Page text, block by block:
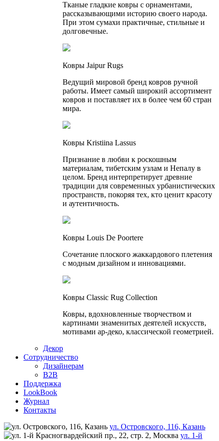
Тканые гладкие ковры с орнаментами,
рассказывающими историю своего народа.
При этом сумахи практичные, стильные и
долговечные.
Ковры Jaipur Rugs
Ведущий мировой бренд ковров ручной
работы. Имеет самый широкий ассортимент
ковров и поставляет их в более чем 60 стран
мира.
Ковры Kristiina Lassus
Признание в любви к роскошным
материалам, тибетским узлам и Непалу в
целом. Бренд интерпретирует древние
традиции для современных урбанистических
пространств, покоряя тех, кто ценит красоту
и аутентичность.
Ковры Louis De Poortere
Сочетание плоского жаккардового плетения
с модным дизайном и инновациями.
Ковры Classic Rug Collection
Ковры, вдохновленные творчеством и
картинами знаменитых деятелей искусств,
мотивами ар-деко, классической геометрией.
Декор
Сотрудничество
Дизайнерам
B2B
Поддержка
LookBook
Журнал
Контакты
ул. Островского, 116, Казань
ул. 1-й